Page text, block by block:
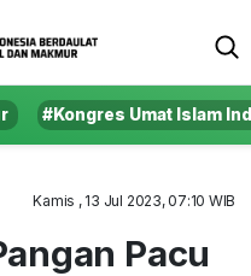
#Kongres Umat Islam
Kamis , 13 Jul 2023, 07:10 WIB
Pacu